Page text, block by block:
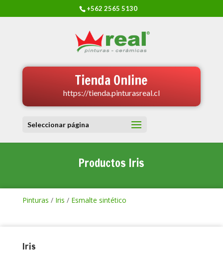
+562 2565 5130
Tienda Online
https://tienda.pinturasreal.cl
Seleccionar página
Productos Iris
Pinturas / Iris / Esmalte sintético
Iris